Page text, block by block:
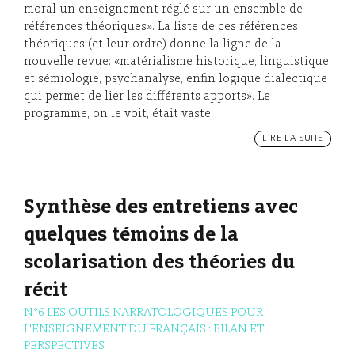
moral un enseignement réglé sur un ensemble de
références théoriques». La liste de ces références
théoriques (et leur ordre) donne la ligne de la
nouvelle revue: «matérialisme historique, linguistique
et sémiologie, psychanalyse, enfin logique dialectique
qui permet de lier les différents apports». Le
programme, on le voit, était vaste.
LIRE LA SUITE
Synthèse des entretiens avec
quelques témoins de la
scolarisation des théories du
récit
N°6 LES OUTILS NARRATOLOGIQUES POUR
L'ENSEIGNEMENT DU FRANÇAIS : BILAN ET
PERSPECTIVES